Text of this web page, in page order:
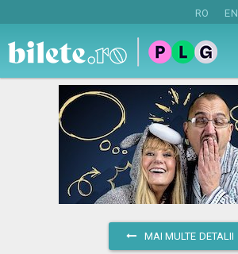
RO EN
MAI MULTE DETALII